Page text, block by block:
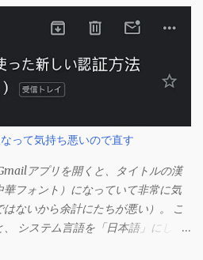
除して、他のセル（取り消し線の書
ら、もう一度入力してみます。 今
、画面上部にあるメニューの
設定を開きます（「command + ,
。 「編集」を開きます。 「編集オプ
って気持ち悪いので直す
アプリを開くと、タイトルの漢
フォント）になっていて非常に気
ないから余計にたちが悪い）。 こ
システム言語を「日本語」にしろ